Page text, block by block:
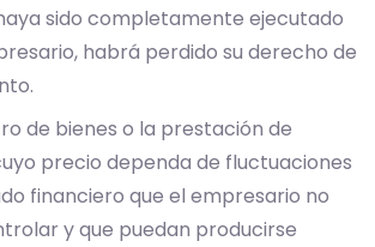
sido completamente ejecutado
habrá perdido su derecho de
de bienes o la prestación de
precio dependa de fluctuaciones
financiero que el empresario no
y que puedan producirse